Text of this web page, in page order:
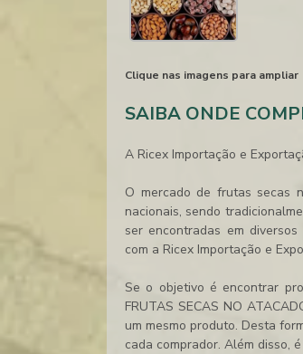
Clique nas imagens para ampliar
SAIBA ONDE
A Ricex Importação e
O mercado de frutas secas
nacionais, sendo
ser encontradas em
com a Ricex Importação e
Se o objetivo é encontrar
FRUTAS SECAS NO
um mesmo produto. Desta
cada comprador. Além disso,